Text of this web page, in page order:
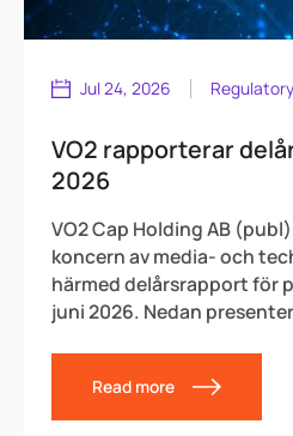
Jul 24, 2026
VO2 rapporterar
2026
VO2 Cap Holding AB
koncern av media- och
härmed delårsrapport för
juni 2026. Nedan
https://www.vo2cap.se/
relations/financial-
Read more